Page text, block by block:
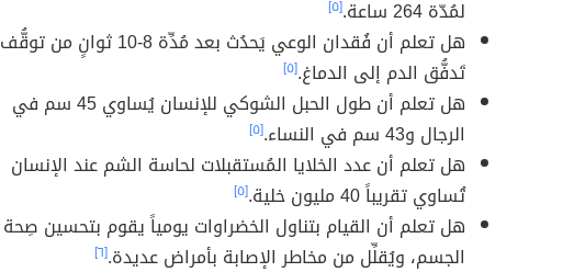
لمُدّة 264 ساعة.
[٥]
هل تعلم أن فُقدان الوعي يَحدُث بعد مُدِّة 8-10 ثوانٍ من توقُّف
تَدفُّق الدم إلى الدماغ.[٥]
هل تعلم أن طول الحبل الشوكي للإنسان يُساوي 45 سم في
الرجال و43 سم في النساء.
[٥]
هل تعلم أن عدد الخلايا المُستقبلات لحاسة الشم عند الإنسان
تُساوي تقريباً 40 مليون خلية.
[٥]
هل تعلم أن القيام بتناول الخضراوات يومياً يقوم بتحسين صِحة
الجسم، ويُقلِّل من مخاطر الإصابة بأمراض عديدة.[٦]